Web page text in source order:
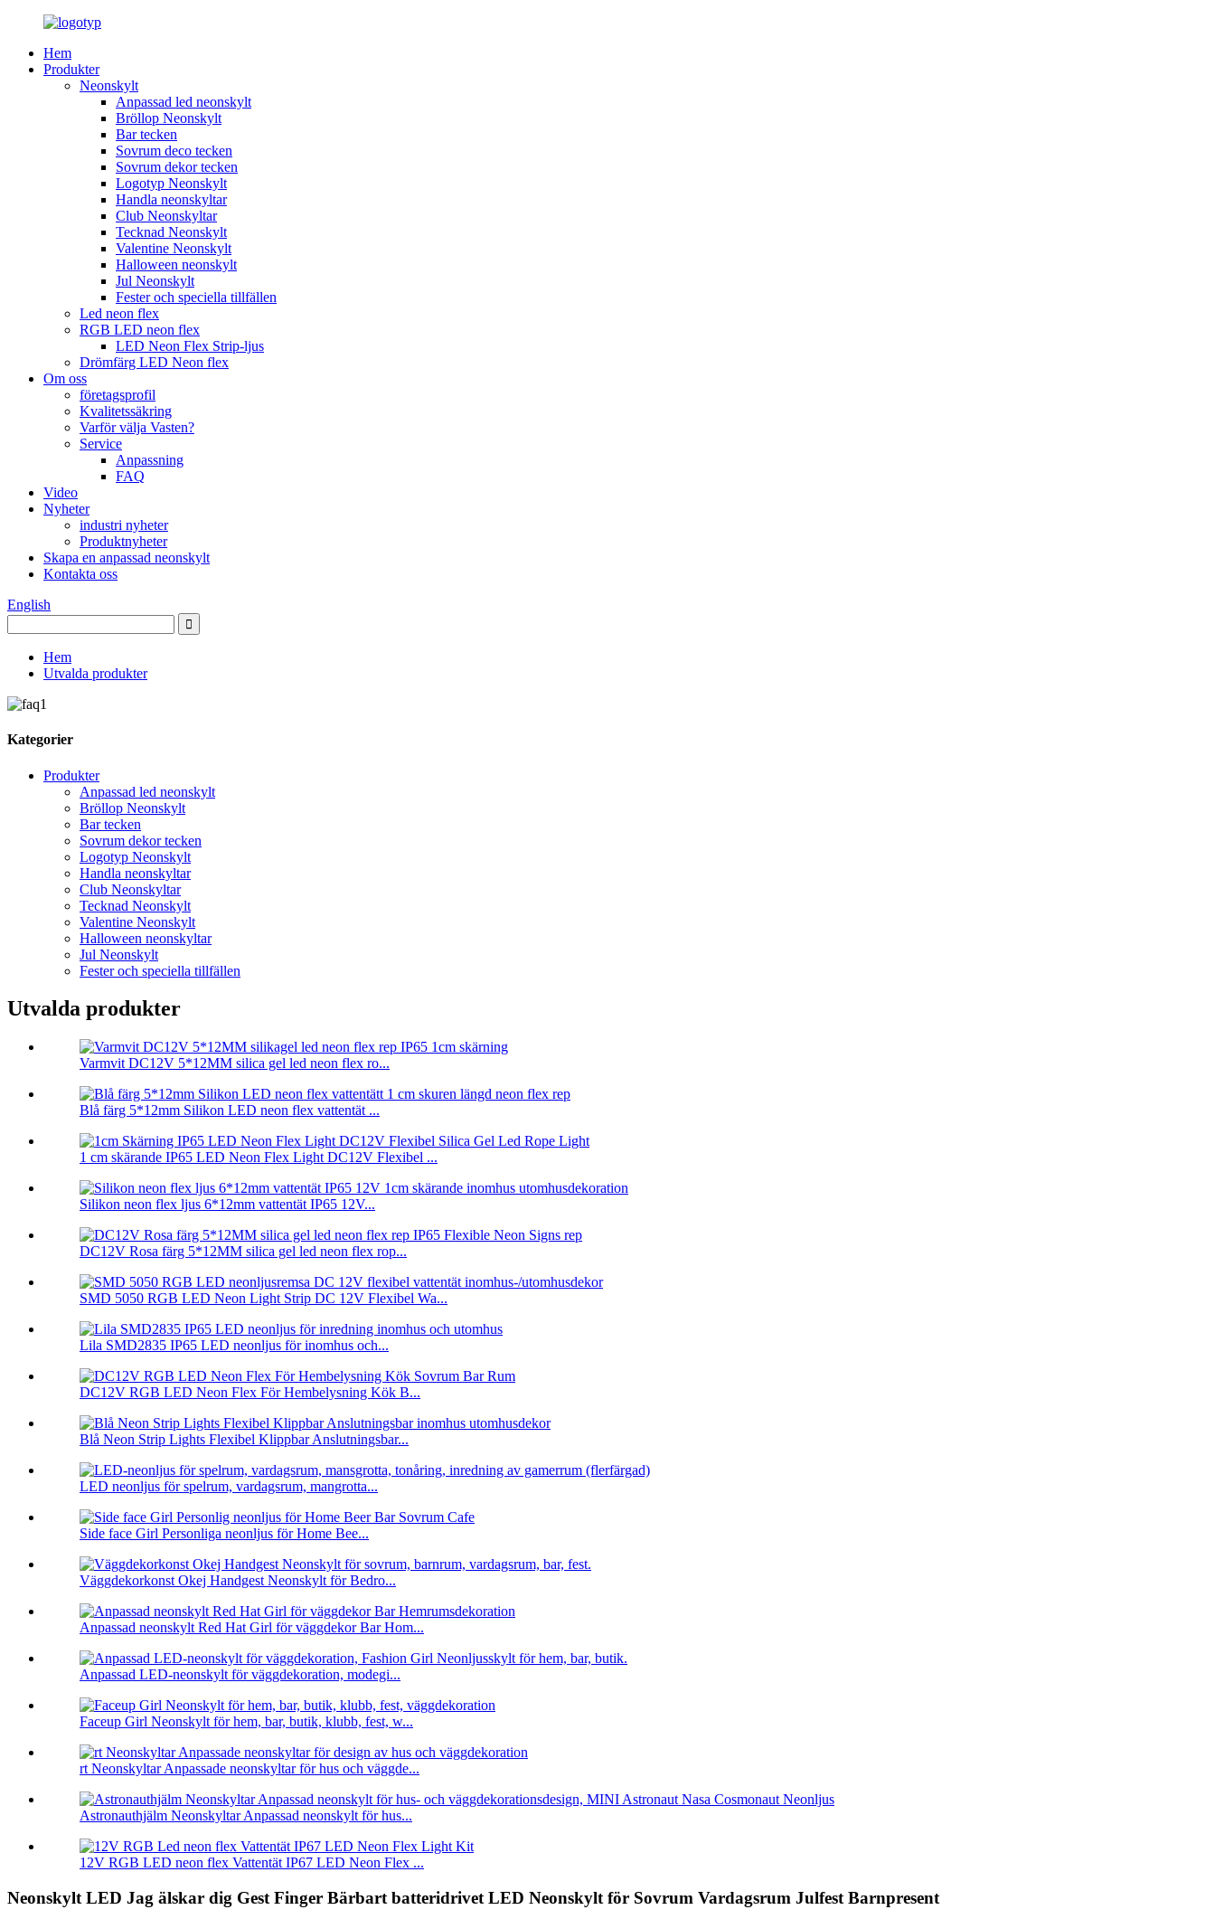
Hem
Produkter
Neonskylt
Anpassad led neonskylt
Bröllop Neonskylt
Bar tecken
Sovrum deco tecken
Sovrum dekor tecken
Logotyp Neonskylt
Handla neonskyltar
Club Neonskyltar
Tecknad Neonskylt
Valentine Neonskylt
Halloween neonskylt
Jul Neonskylt
Fester och speciella tillfällen
Led neon flex
RGB LED neon flex
LED Neon Flex Strip-ljus
Drömfärg LED Neon flex
Om oss
företagsprofil
Kvalitetssäkring
Varför välja Vasten?
Service
Anpassning
FAQ
Video
Nyheter
industri nyheter
Produktnyheter
Skapa en anpassad neonskylt
Kontakta oss
English
Hem
Utvalda produkter
Kategorier
Produkter
Anpassad led neonskylt
Bröllop Neonskylt
Bar tecken
Sovrum dekor tecken
Logotyp Neonskylt
Handla neonskyltar
Club Neonskyltar
Tecknad Neonskylt
Valentine Neonskylt
Halloween neonskyltar
Jul Neonskylt
Fester och speciella tillfällen
Utvalda produkter
Varmvit DC12V 5*12MM silica gel led neon flex ro...
Blå färg 5*12mm Silikon LED neon flex vattentät ...
1 cm skärande IP65 LED Neon Flex Light DC12V Flexibel ...
Silikon neon flex ljus 6*12mm vattentät IP65 12V...
DC12V Rosa färg 5*12MM silica gel led neon flex rop...
SMD 5050 RGB LED Neon Light Strip DC 12V Flexibel Wa...
Lila SMD2835 IP65 LED neonljus för inomhus och...
DC12V RGB LED Neon Flex För Hembelysning Kök B...
Blå Neon Strip Lights Flexibel Klippbar Anslutningsbar...
LED neonljus för spelrum, vardagsrum, mangrotta...
Side face Girl Personliga neonljus för Home Bee...
Väggdekorkonst Okej Handgest Neonskylt för Bedro...
Anpassad neonskylt Red Hat Girl för väggdekor Bar Hom...
Anpassad LED-neonskylt för väggdekoration, modegi...
Faceup Girl Neonskylt för hem, bar, butik, klubb, fest, w...
rt Neonskyltar Anpassade neonskyltar för hus och väggde...
Astronauthjälm Neonskyltar Anpassad neonskylt för hus...
12V RGB LED neon flex Vattentät IP67 LED Neon Flex ...
Neonskylt LED Jag älskar dig Gest Finger Bärbart batteridrivet LED Neonskylt för Sovrum Vardagsrum Julfest Barnpresent